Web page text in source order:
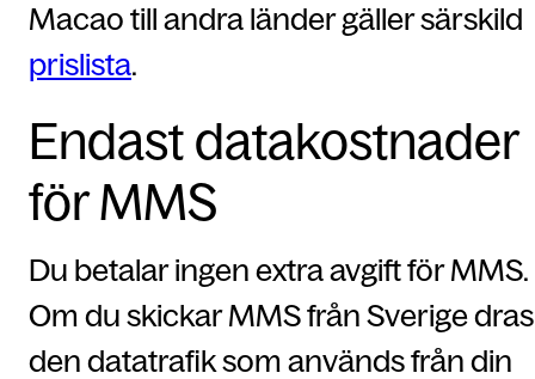
Macao till andra länder gäller särskild
prislista.
Endast datakostnader
för MMS
Du betalar ingen extra avgift för MMS.
Om du skickar MMS från Sverige dras
den datatrafik som används från din